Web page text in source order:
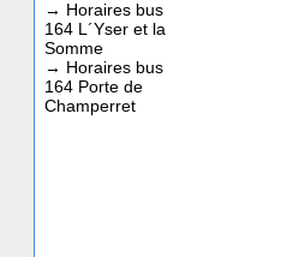
→ Horaires bus
164 L´Yser et la
Somme
→ Horaires bus
164 Porte de
Champerret